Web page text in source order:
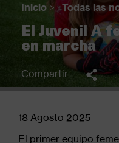
Sobrescribir
enlaces
de
ayuda
a
navegación
Inicio > Todas las
El Juvenil A
en marcha
Compartir
18 Agosto 2025
El primer equipo